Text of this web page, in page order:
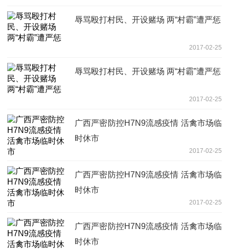
辱骂殴打村民、开设赌场 两“村霸”遭严惩
2017-02-25
辱骂殴打村民、开设赌场 两“村霸”遭严惩
2017-02-25
广西严密防控H7N9流感疫情 活禽市场临
时休市
2017-02-25
广西严密防控H7N9流感疫情 活禽市场临
时休市
2017-02-25
广西严密防控H7N9流感疫情 活禽市场临
时休市